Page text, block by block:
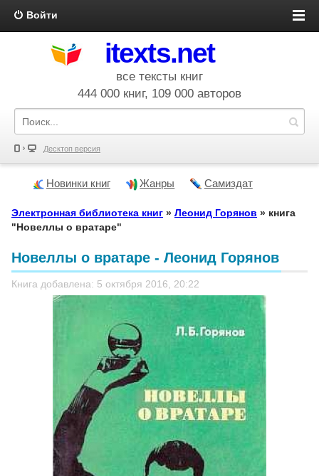
Войти
itexts.net
все тексты книг
444 000 книг, 109 000 авторов
Десктоп версия
Новинки книг Жанры Самиздат
Электронная библиотека книг » Леонид Горянов » книга
"Новеллы о вратаре"
Новеллы о вратаре - Леонид Горянов
Книга добавлена: 5 октября 2016, 20:22